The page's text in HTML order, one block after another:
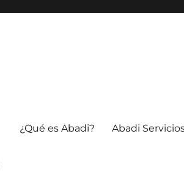
¿Qué es Abadi? Abadi